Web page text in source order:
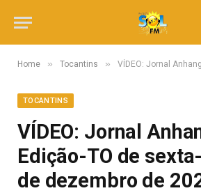
Home » Tocantins » VÍDEO: Jornal Anhanguera 1ª Edição-
TOCANTINS
VÍDEO: Jornal
Edição-TO de
de dezembro de